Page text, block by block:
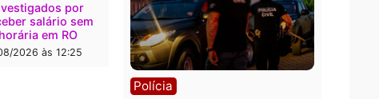
Polícia
Com apenas 28% do efetivo,
Polícia Civil de Rondônia tem
maior déficit do país, aponta